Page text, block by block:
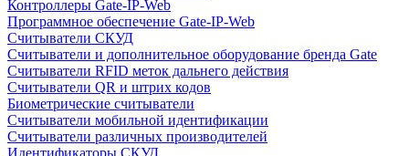
Контроллеры Gate-IP-Web
Программное обеспечение Gate-IP-Web
Считыватели СКУД
Считыватели и дополнительное оборудование бренда Gate
Считыватели RFID меток дальнего действия
Считыватели QR и штрих кодов
Биометрические считыватели
Считыватели мобильной идентификации
Считыватели различных производителей
Идентификаторы СКУД